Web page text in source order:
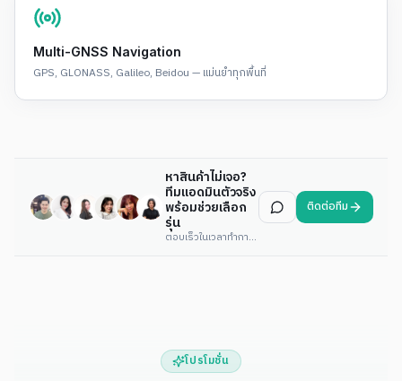
Multi-GNSS Navigation
GPS, GLONASS, Galileo, Beidou — แม่นยำทุกพื้นที่
หาสินค้าไม่เจอ?
ทีมแอดมินตัวจริง
พร้อมช่วยเลือก
รุ่น
ตอบเร็วในเวลาทำการ · ใบเสนอราคาภายในวันเดียว
ติดต่อทีม
โปรโมชั่น